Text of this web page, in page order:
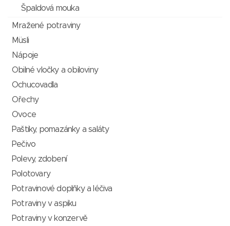
Špaldová mouka
Mražené potraviny
Müsli
Nápoje
Obilné vločky a obiloviny
Ochucovadla
Ořechy
Ovoce
Paštiky, pomazánky a saláty
Pečivo
Polevy, zdobení
Polotovary
Potravinové doplňky a léčiva
Potraviny v aspiku
Potraviny v konzervě